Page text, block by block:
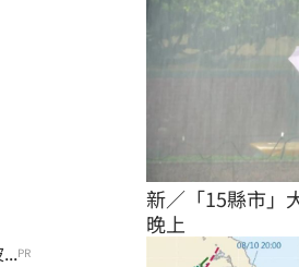
PR
新／「15縣市」
晚上